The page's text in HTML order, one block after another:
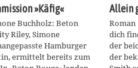
»Käfig«
Buchholz: Beton
Riley, Simone
Hamburger
ermittelt bereits zum
Allein
Roman
dich
der
der